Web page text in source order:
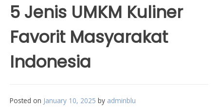
5 Jenis UMKM Kuliner
Favorit Masyarakat
Indonesia
Posted on January 10, 2025 by adminblu